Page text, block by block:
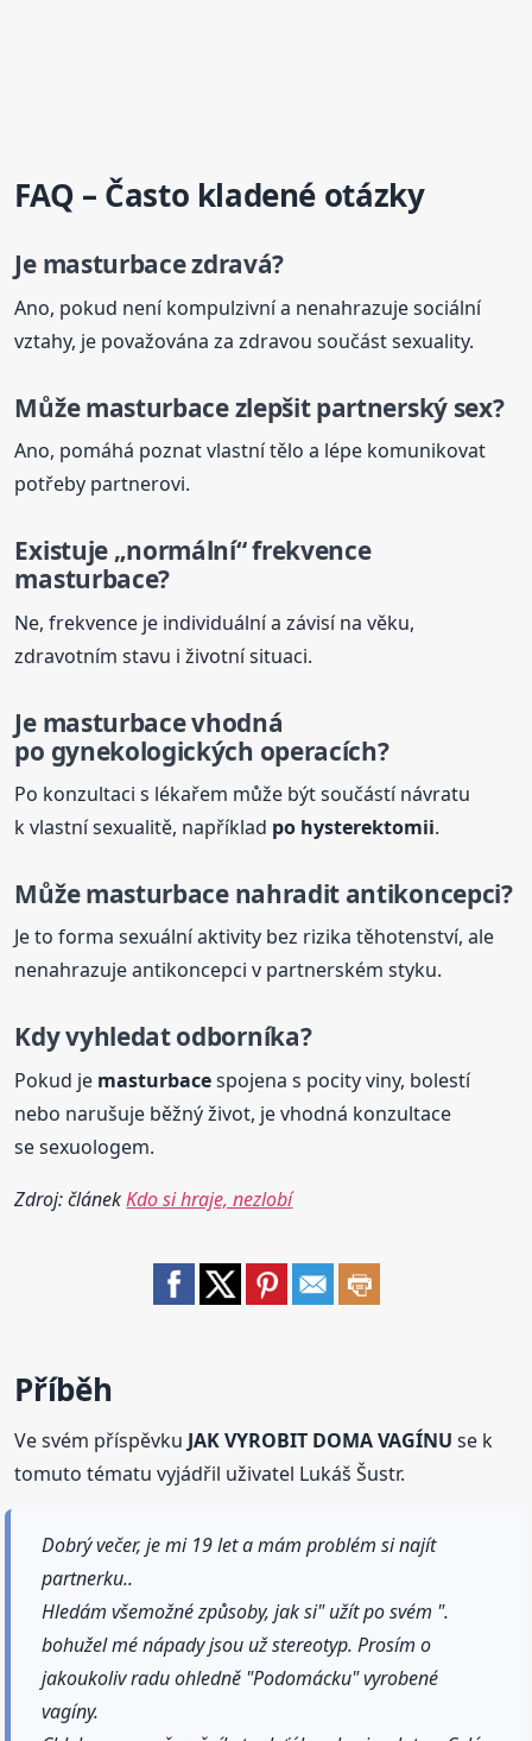
FAQ – Často kladené otázky
Je masturbacezdravá?
Ano, pokud není kompulzivní a nenahrazuje sociální
vztahy, je považována za zdravou součást sexuality.
Můžemasturbacezlepšit partnerský sex?
Ano, pomáhá poznat vlastní tělo a lépe komunikovat
potřeby partnerovi.
Existuje „normální“ frekvence
masturbace?
Ne, frekvence je individuální a závisí na věku,
zdravotním stavu i životní situaci.
Je masturbacevhodná
po gynekologických operacích?
Po konzultaci s lékařem může být součástí návratu
k vlastní sexualitě, například po hysterektomii.
Můžemasturbacenahradit antikoncepci?
Je to forma sexuální aktivity bez rizika těhotenství, ale
nenahrazuje antikoncepci v partnerském styku.
Kdy vyhledat odborníka?
Pokud je masturbacespojena s pocity viny, bolestí
nebo narušuje běžný život, je vhodná konzultace
se sexuologem.
Zdroj: článekKdo si hraje, nezlobí
Příběh
Ve svém příspěvku JAK VYROBIT DOMA VAGÍNU se k
tomuto tématu vyjádřil uživatel Lukáš Šustr.
Dobrý večer, je mi 19 let a mám problém si najít
partnerku..
Hledám všemožné způsoby, jak si" užít po svém ".
bohužel mé nápady jsou už stereotyp. Prosím o
jakoukoliv radu ohledně "Podomácku" vyrobené
vagíny.